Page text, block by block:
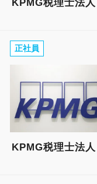
KPMG税理士法人
正社員
KPMG税理士法人